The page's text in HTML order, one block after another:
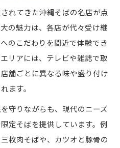
れてきた沖縄そばの名店が点
の魅力は、各店が代々受け継
のこだわりを間近で体験でき
リアには、テレビや雑誌で取
舗ごとに異なる味や盛り付け
ます。
守りながらも、現代のニーズ
定そばを提供しています。例
枚肉そばや、カツオと豚骨の